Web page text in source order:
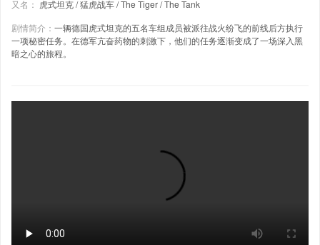
又名： 虎式坦克 / 猛虎战车 / The Tiger / The Tank
剧情简介： 一辆德国虎式坦克的五名车组成员被派往战火纷飞的前线后方执行
一项秘密任务。在德军亢奋药物的刺激下，他们的任务逐渐变成了一场深入黑
暗之心的旅程。